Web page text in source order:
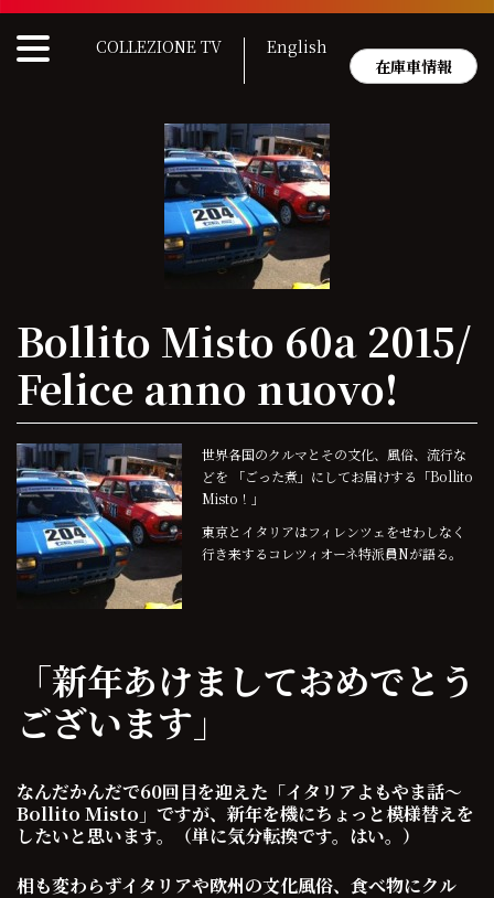
Skip
content
COLLEZIONE TV
English
在庫車情報
Bollito Misto 60a 2015/
Felice anno nuovo!
世界各国のクルマとその文化、風俗、流行な
どを 「ごった煮」にしてお届けする「Bollito
Misto！」
東京とイタリアはフィレンツェをせわしなく
行き来するコレツィオーネ特派員Nが語る。
「新年あけましておめでとう
ございます」
なんだかんだで60回目を迎えた「イタリアよもやま話〜
Bollito Misto」ですが、新年を機にちょっと模様替えを
したいと思います。（単に気分転換です。はい。）
相も変わらずイタリアや欧州の文化風俗、食べ物にクル